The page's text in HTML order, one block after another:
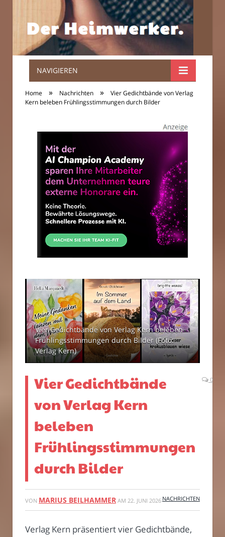
Der
Heimwerker.
NAVIGIEREN
Home » Nachrichten »
Vier Gedichtbände von Verlag
Kern beleben Frühlingsstimmungen durch Bilder
Vier Gedichtbände von Verlag Kern beleben
Frühlingsstimmungen durch Bilder (Foto:
Verlag Kern)
Vier Gedichtbände
von Verlag Kern
beleben
Frühlingsstimmungen
durch Bilder
0
VON MARIUS BEILHAMMER AM 22. JUNI 2026 NACHRICHTEN
Verlag Kern präsentiert vier Gedichtbände,